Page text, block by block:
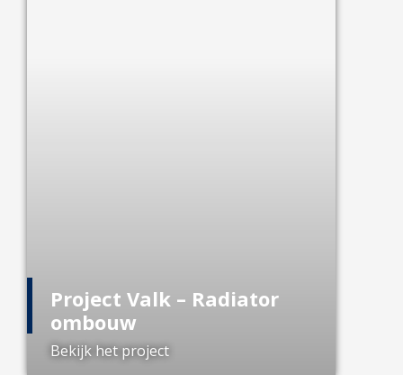
Project Valk – Radiator
ombouw
Bekijk het project